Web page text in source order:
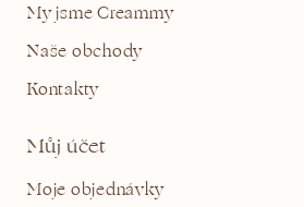
My jsme Creammy
Naše obchody
Kontakty
Můj účet
Moje objednávky